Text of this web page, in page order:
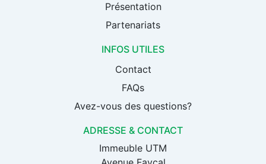
Présentation
Partenariats
INFOS UTILES
Contact
FAQs
Avez-vous des questions?
ADRESSE & CONTACT
Immeuble UTM